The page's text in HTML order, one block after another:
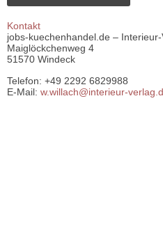
Kontakt
jobs-kuechenhandel.de –
Maiglöckchenweg 4
51570 Windeck
Telefon: +49 2292 6829988
E-Mail: w.willach@interieur-